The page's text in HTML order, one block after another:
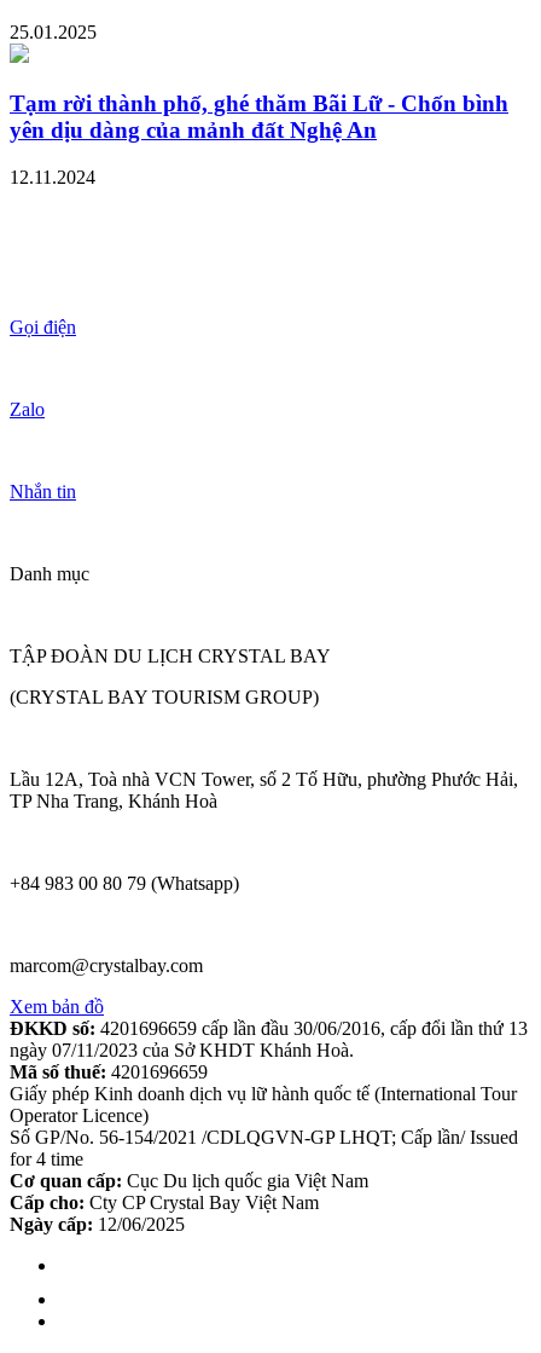
25.01.2025
Tạm rời thành phố, ghé thăm Bãi Lữ - Chốn bình
yên dịu dàng của mảnh đất Nghệ An
12.11.2024
Gọi điện
Zalo
Nhắn tin
Danh mục
TẬP ĐOÀN DU LỊCH CRYSTAL BAY
(CRYSTAL BAY TOURISM GROUP)
Lầu 12A, Toà nhà VCN Tower, số 2 Tố Hữu, phường Phước Hải,
TP Nha Trang, Khánh Hoà
+84 983 00 80 79 (Whatsapp)
marcom@crystalbay.com
Xem bản đồ
ĐKKD số: 4201696659 cấp lần đầu 30/06/2016, cấp đổi lần thứ 13
ngày 07/11/2023 của Sở KHDT Khánh Hoà.
Mã số thuế: 4201696659
Giấy phép Kinh doanh dịch vụ lữ hành quốc tế (International Tour
Operator Licence)
Số GP/No. 56-154/2021 /CDLQGVN-GP LHQT; Cấp lần/ Issued
for 4 time
Cơ quan cấp: Cục Du lịch quốc gia Việt Nam
Cấp cho: Cty CP Crystal Bay Việt Nam
Ngày cấp: 12/06/2025